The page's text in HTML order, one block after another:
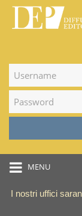
MENU
I nostri uffici